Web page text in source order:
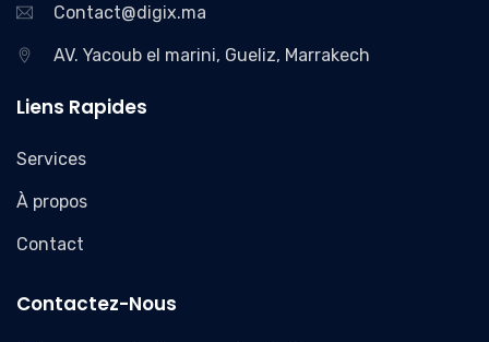
Contact@digix.ma
AV. Yacoub el marini, Gueliz, Marrakech
Liens Rapides
Services
À propos
Contact
Contactez-Nous